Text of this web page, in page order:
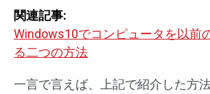
関連記事:
Windows10でコンピュータを以前
る二つの方法
一言で言えば、上記で紹介した方